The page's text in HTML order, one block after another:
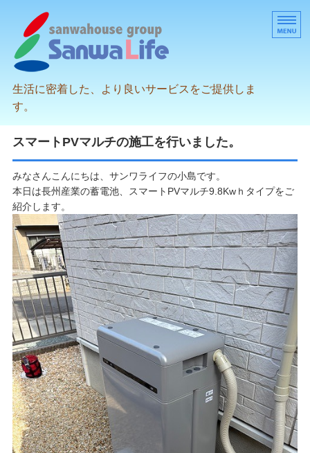
生活に密着した、より良いサービスをご提供しま
す。
スタッフブログ
エコめがねについて
会社案内
お問い合わせ・お申し込み
スマートPVマルチの施工を行いました。
みなさんこんにちは、サンワライフの小島です。
本日は長州産業の蓄電池、スマートPVマルチ9.8Kwｈタイプをご
紹介します。